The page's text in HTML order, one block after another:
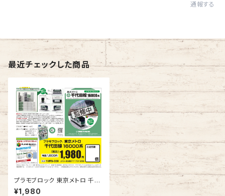
通報する
最近チェックした商品
プラモブロック 東京メトロ 千代
田線 16000系
¥1,980